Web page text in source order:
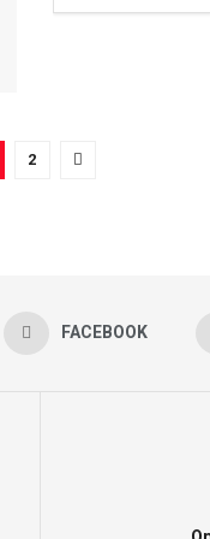
2
FACEBOOK